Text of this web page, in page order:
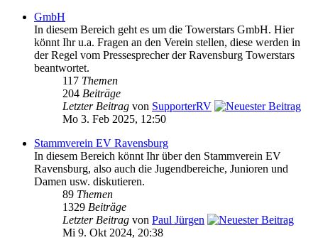
GmbH
In diesem Bereich geht es um die Towerstars GmbH. Hier
könnt Ihr u.a. Fragen an den Verein stellen, diese werden in
der Regel vom Pressesprecher der Ravensburg Towerstars
beantwortet.
117 Themen
204 Beiträge
Letzter Beitrag von SupporterRV
Mo 3. Feb 2025, 12:50
Stammverein EV Ravensburg
In diesem Bereich könnt Ihr über den Stammverein EV
Ravensburg, also auch die Jugendbereiche, Junioren und
Damen usw. diskutieren.
89 Themen
1329 Beiträge
Letzter Beitrag von Paul Jürgen
Mi 9. Okt 2024, 20:38